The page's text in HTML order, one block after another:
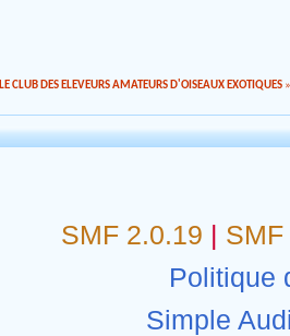
LE CLUB DES ELEVEURS AMATEURS D'OISEAUX EXOTIQUES
SMF 2.0.19 |
Politique
Simple